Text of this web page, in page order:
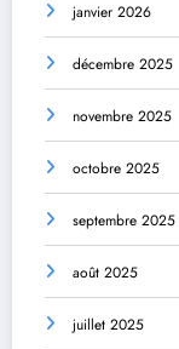
janvier 2026
décembre 2025
novembre 2025
octobre 2025
septembre 2025
août 2025
juillet 2025